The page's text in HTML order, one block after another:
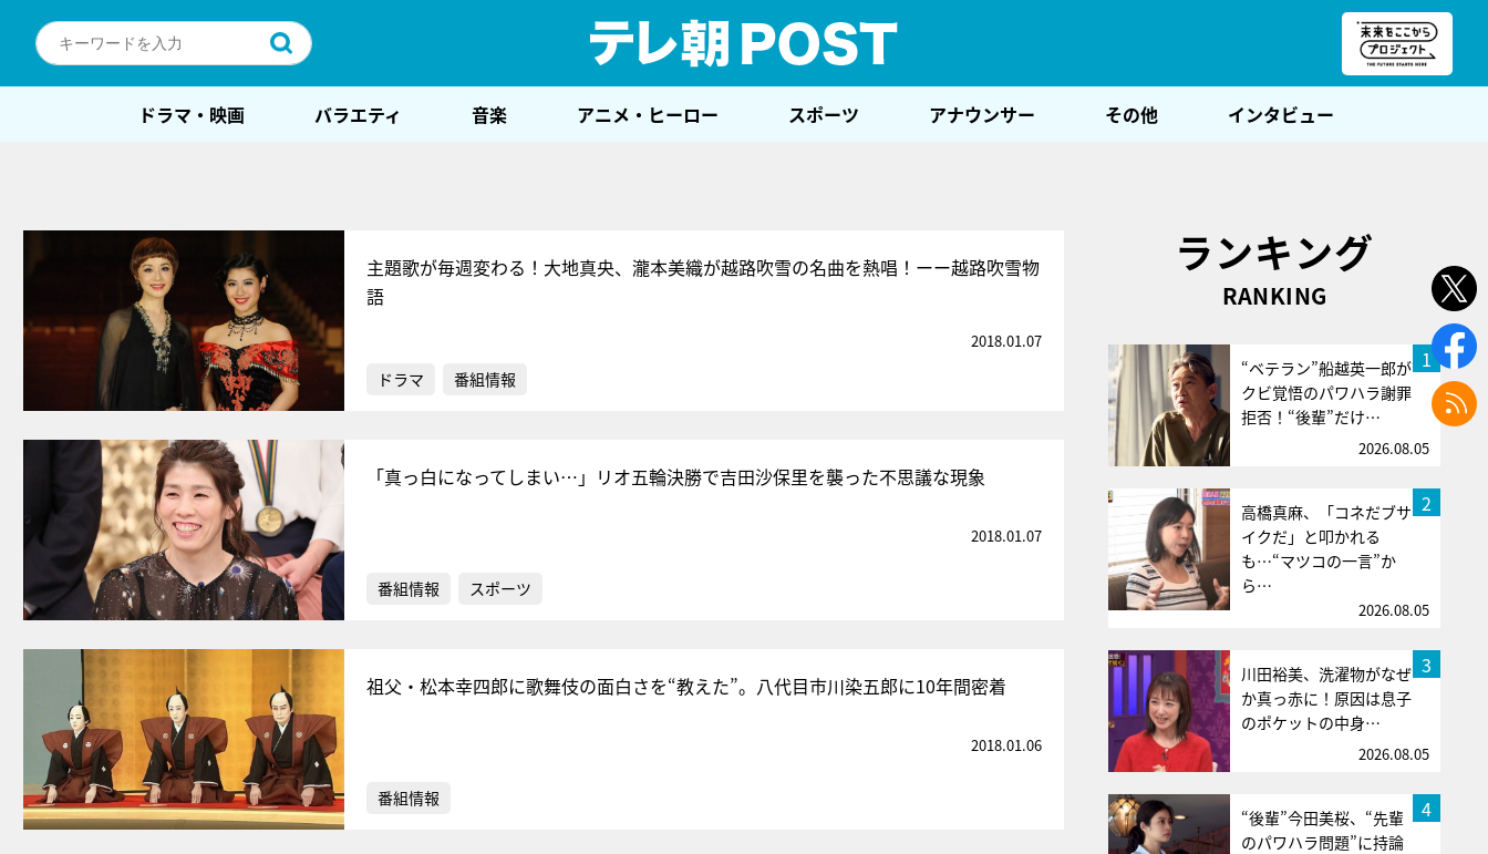
ドラマ・映画 バラエティ 音楽 アニメ・ヒーロー スポーツ アナウンサー その他 インタビュー
主題歌が毎週変わる！大地真央、瀧本美織が越路吹雪の名曲を熱唱！ーー越路吹雪物
語
2018.01.07
ドラマ 番組情報
「真っ白になってしまい…」リオ五輪決勝で吉田沙保里を襲った不思議な現象
2018.01.07
番組情報 スポーツ
祖父・松本幸四郎に歌舞伎の面白さを“教えた”。八代目市川染五郎に10年間密着
2018.01.06
番組情報
ランキング
RANKING
1
“ベテラン”船越英一郎が
クビ覚悟のパワハラ謝罪
拒否！“後輩”だけ…
2026.08.05
2
高橋真麻、「コネだブサ
イクだ」と叩かれる
も…“マツコの一言”か
ら…
2026.08.05
3
川田裕美、洗濯物がなぜ
か真っ赤に！原因は息子
のポケットの中身…
2026.08.05
4
“後輩”今田美桜、“先輩
のパワハラ問題”に持論